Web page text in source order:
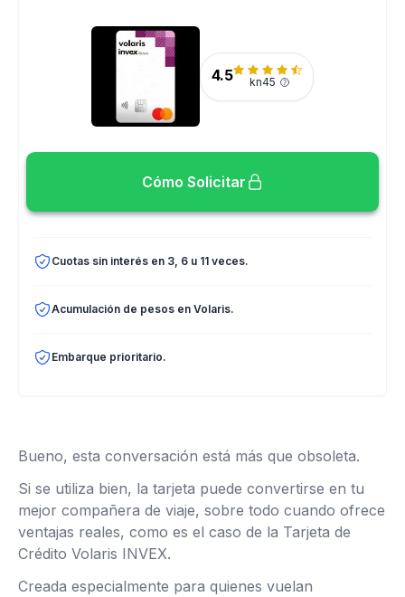
4.5 kn45
Cómo Solicitar
Cuotas sin interés en 3, 6 u 11 veces.
Acumulación de pesos en Volaris.
Embarque prioritario.
Bueno, esta conversación está más que obsoleta.
Si se utiliza bien, la tarjeta puede convertirse en tu
mejor compañera de viaje, sobre todo cuando ofrece
ventajas reales, como es el caso de la Tarjeta de
Crédito Volaris INVEX.
Creada especialmente para quienes vuelan